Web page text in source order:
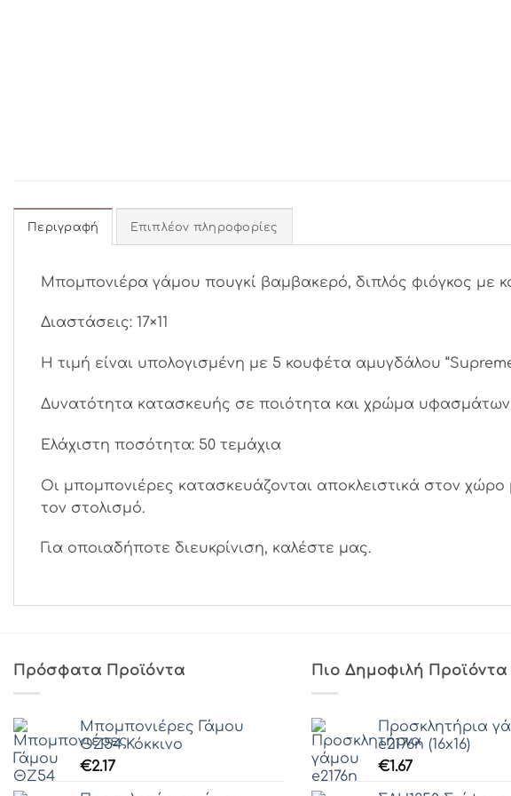
Περιγραφή Επιπλέον πληροφορίες
Μπομπονιέρα γάμου πουγκί βαμβακερό, διπλός φιόγκος με
Διαστάσεις: 17×11
Η τιμή είναι υπολογισμένη με 5 κουφέτα αμυγδάλου
Δυνατότητα κατασκευής σε ποιότητα και χρώμα υφασμάτων
Ελάχιστη ποσότητα: 50 τεμάχια
Οι μπομπονιέρες κατασκευάζονται αποκλειστικά στον
τον στολισμό.
Για οποιαδήποτε διευκρίνιση, καλέστε μας.
Πρόσφατα Προϊόντα
Μπομπονιέρες Γάμου
ΘZ54 Κόκκινο
€2.17
Πιο Δημοφιλή Προϊόντα
Προσκλητήρια
e2176n (16x16)
€1.67